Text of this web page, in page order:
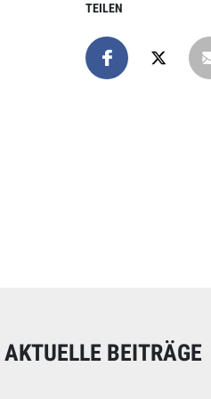
TEILEN
BEITRÄGE